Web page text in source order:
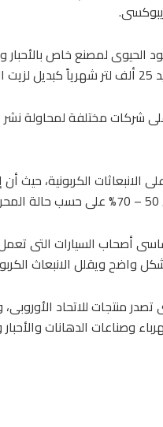
الحيوى لمصنع خاص بالأحبار
شركات مختلفة لمحاولة نشر
منتجات للاتحاد الأوروبى،
وصناعات الدهانات